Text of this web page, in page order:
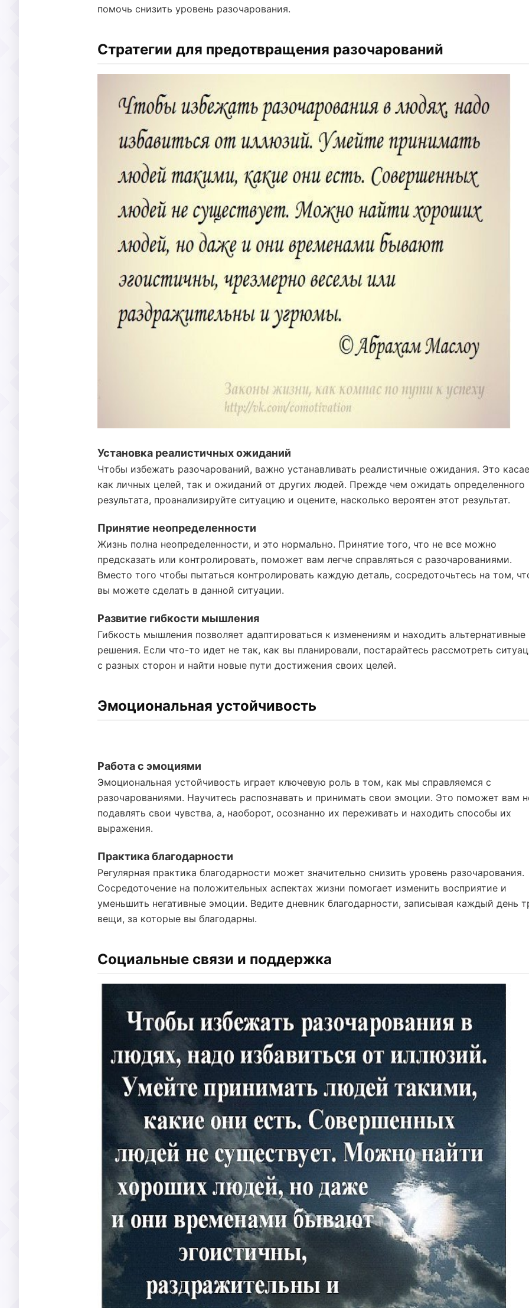
помочь снизить уровень разочарования.
Стратегии для предотвращения разочарований
Установка реалистичных ожиданий
Чтобы избежать разочарований, важно устанавливать реалистичные ожидания. Это
как личных целей, так и ожиданий от других людей. Прежде чем ожидать определенного
результата, проанализируйте ситуацию и оцените, насколько вероятен этот результат.
Принятие неопределенности
Жизнь полна неопределенности, и это нормально. Принятие того, что не все можно
предсказать или контролировать, поможет вам легче справляться с разочарованиями.
Вместо того чтобы пытаться контролировать каждую деталь, сосредоточьтесь на том,
вы можете сделать в данной ситуации.
Развитие гибкости мышления
Гибкость мышления позволяет адаптироваться к изменениям и находить альтернативные
решения. Если что-то идет не так, как вы планировали, постарайтесь рассмотреть
с разных сторон и найти новые пути достижения своих целей.
Эмоциональная устойчивость
Работа с эмоциями
Эмоциональная устойчивость играет ключевую роль в том, как мы справляемся с
разочарованиями. Научитесь распознавать и принимать свои эмоции. Это поможет вам
подавлять свои чувства, а, наоборот, осознанно их переживать и находить способы их
выражения.
Практика благодарности
Регулярная практика благодарности может значительно снизить уровень разочарования.
Сосредоточение на положительных аспектах жизни помогает изменить восприятие и
уменьшить негативные эмоции. Ведите дневник благодарности, записывая каждый день
вещи, за которые вы благодарны.
Социальные связи и поддержка